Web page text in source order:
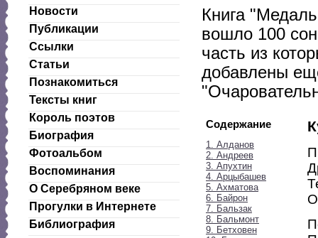
Новости
Публикации
Ссылки
Статьи
Познакомиться
Тексты книг
Король поэтов
Биография
Фотоальбом
Воспоминания
О Серебряном веке
Прогулки в Интернете
Библиография
Книга
вошло 100
часть из
добавлены
Содержание
1. Алданов
2. Андреев
3. Апухтин
4. Арцыбашев
5. Ахматова
6. Байрон
7. Бальзак
8. Бальмонт
9. Бетховен